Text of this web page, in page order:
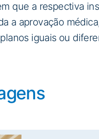
que a respectiva
a aprovação
iguais ou